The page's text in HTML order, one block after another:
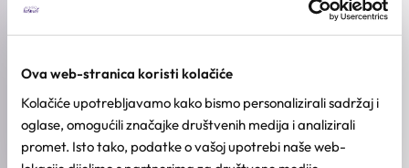
Ova web-stranica koristi kolačiće
Kolačiće upotrebljavamo kako bismo personalizirali sadržaj i
oglase, omogućili značajke društvenih medija i analizirali
promet. Isto tako, podatke o vašoj upotrebi naše web-
VT Cosmetics
KOLIČINA
50ml